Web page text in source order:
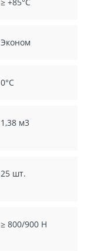
Эконом
0°C
1,38 м3
25 шт.
≥ 800/900 Н